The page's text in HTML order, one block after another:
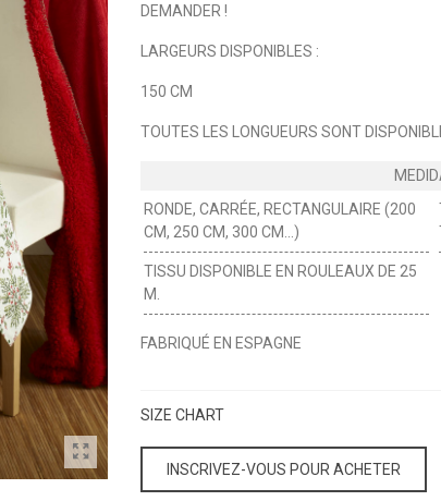
DEMANDER !
LARGEURS DISPONIBLES :
150 CM
TOUTES LES LONGUEURS SONT
RONDE, CARRÉE, RECTANGULAIRE (200
CM, 250 CM, 300 CM...)
TISSU DISPONIBLE EN ROULEAUX DE 25
M.
FABRIQUÉ EN ESPAGNE
SIZE CHART
INSCRIVEZ-VOUS POUR ACHETER